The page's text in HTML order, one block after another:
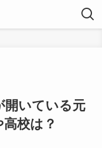
開いている元
校は？